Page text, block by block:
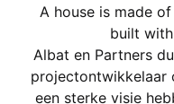
A house is made
built
Albat en Partners
projectontwikkelaar
een sterke visie